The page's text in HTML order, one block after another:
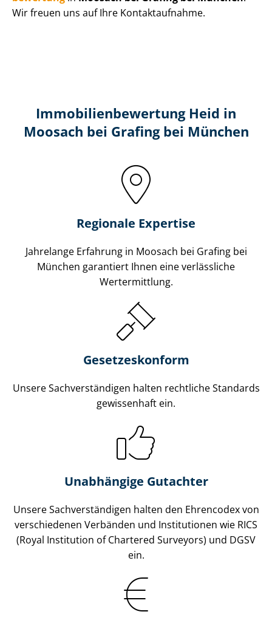
Wir freuen uns auf Ihre Kontaktaufnahme.
Immobilien­bewertung Heid in
Moosach bei Grafing bei München
Regionale Expertise
Jahrelange Erfahrung in Moosach bei Grafing bei
München garantiert Ihnen eine verlässliche
Wertermittlung.
Gesetzes­konform
Unsere Sach­ver­stän­di­gen halten rechtliche Standards
gewissenhaft ein.
Unabhängige Gutachter
Unsere Sach­ver­stän­di­gen halten den Ehrencodex von
verschiedenen Verbänden und Institutionen wie RICS
(Royal Institution of Chartered Surveyors) und DGSV
ein.